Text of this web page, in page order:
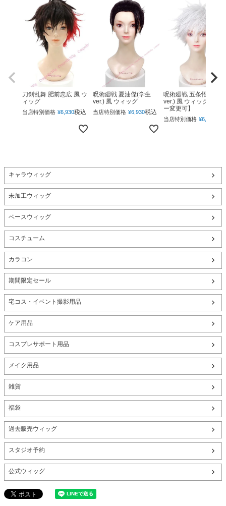
刀剣乱舞 肥前忠広 風 ウ
ィッグ
当店特別価格 ¥6,930税込
呪術廻戦 夏油傑(学生
ver.) 風 ウィッグ
当店特別価格 ¥6,930税込
呪術廻戦 五条悟(下ろ
ver.) 風 ウィッグ 【カ
ー変更可】
当店特別価格 ¥6,930
キャラウィッグ
未加工ウィッグ
ベースウィッグ
コスチューム
カラコン
期間限定セール
宅コス・イベント撮影用品
ケア用品
コスプレサポート用品
メイク用品
雑貨
福袋
過去販売ウィッグ
スタジオ予約
公式ウィッグ